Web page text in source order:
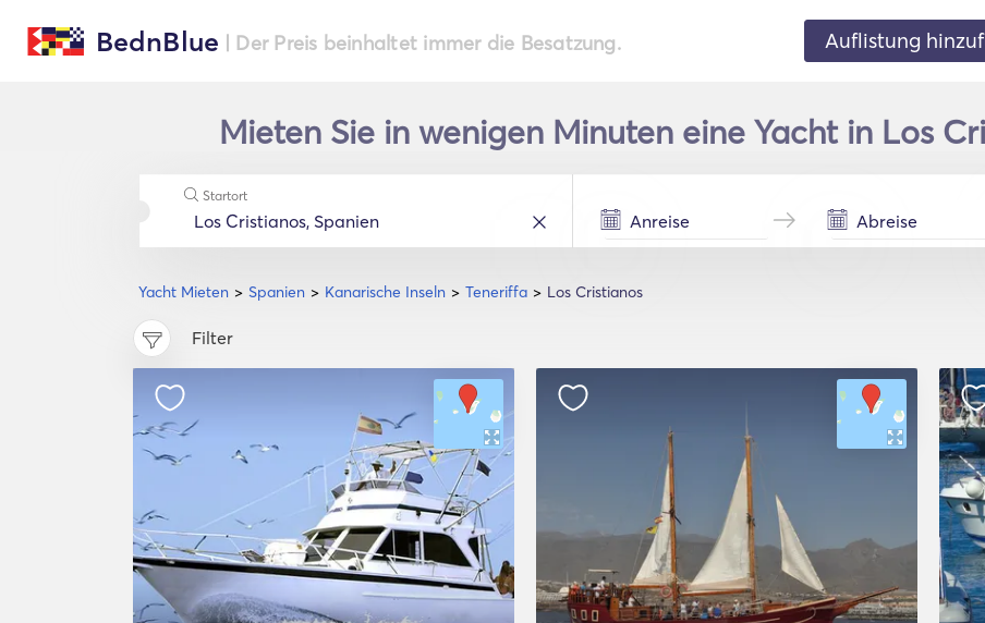
BednBlue | Der Preis beinhaltet immer die Besatzung. Auflistung
Mieten Sie in wenigen Minuten eine Yacht in Los
Yacht Mieten Spanien Kanarische Inseln Teneriffa Los Cristianos
Startort
Filter